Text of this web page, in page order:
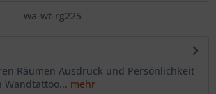
wa-wt-rg225
Räumen Ausdruck und Persönlichkeit
Wandtattoo... mehr